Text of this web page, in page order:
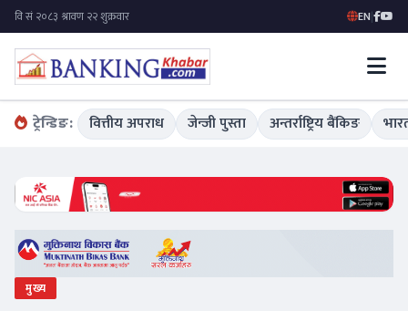
EN|
ट्रेन्डिङ: वित्तीय अपराध जेन्जी पुस्ता अन्तर्राष्ट्रिय बैंकिङ
मुख्य